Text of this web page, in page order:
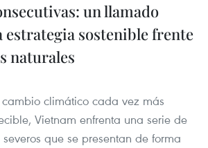
un llamado
estrategia sostenible frente
naturales
climático cada vez más
Vietnam enfrenta una serie de
que se presentan de forma